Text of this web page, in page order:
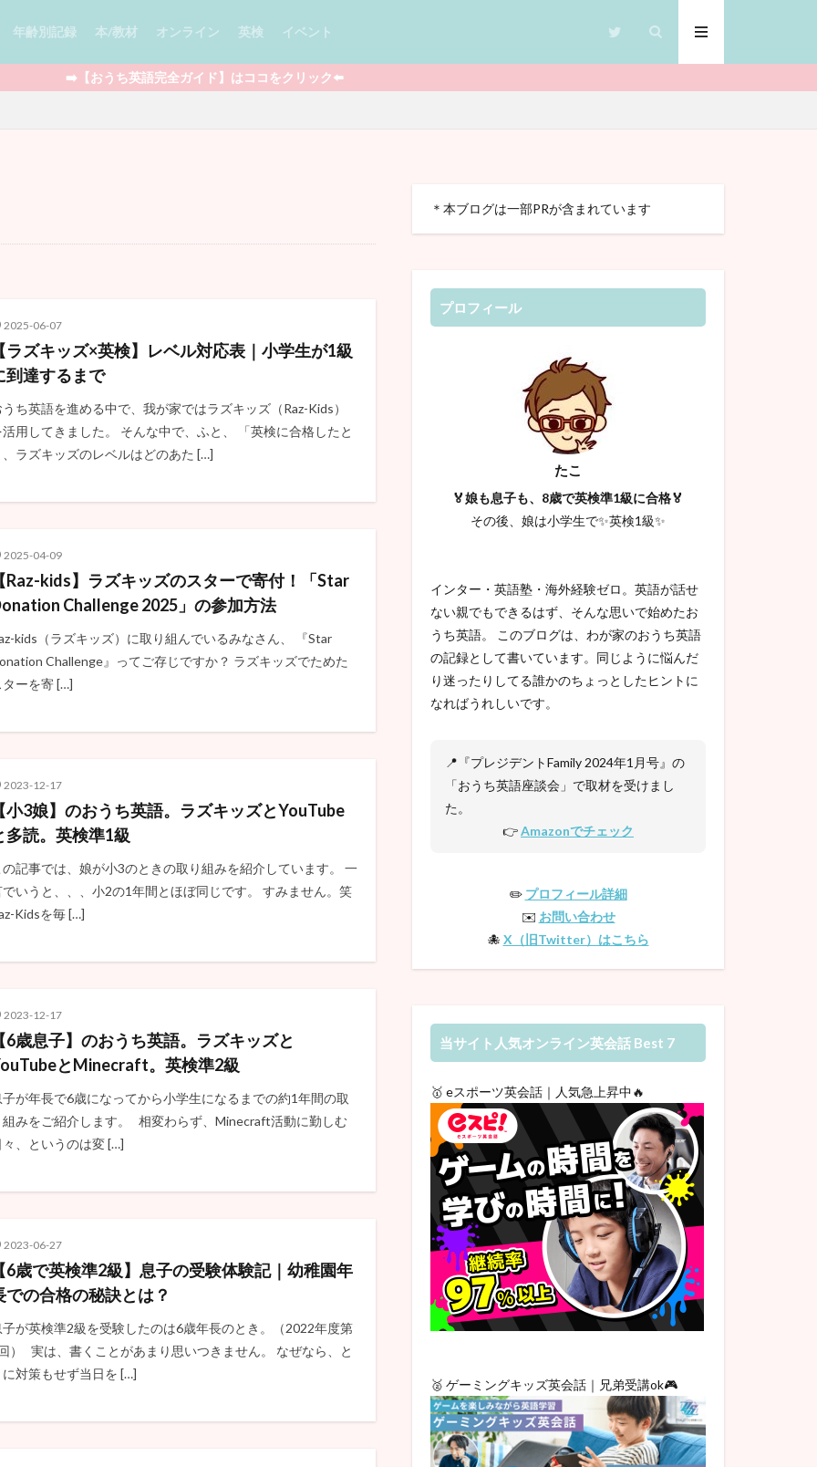
年齢別記録 本/教材 オンライン 英検 イベント
➡️【おうち英語完全ガイド】はココをクリック⬅️
2025-06-07
ラズキッズ×英検】レベル対応表｜小学生が1級
到達するまで
ち英語を進める中で、我が家ではラズキッズ（Raz-Kids）
活用してきました。 そんな中で、ふと、 「英検に合格したと
、ラズキッズのレベルはどのあた […]
2025-04-09
Raz-kids】ラズキッズのスターで寄付！「Star
Challenge 2025」の参加方法
kids（ラズキッズ）に取り組んでいるみなさん、 『Star
Challenge』ってご存じですか？ ラズキッズでためた
ターを寄 […]
2023-12-17
小3娘】のおうち英語。ラズキッズとYouTube
多読。英検準1級
の記事では、娘が小3のときの取り組みを紹介しています。 一
でいうと、、、小2の1年間とほぼ同じです。 すみません。笑
Kidsを毎 […]
2023-12-17
6歳息子】のおうち英語。ラズキッズと
とMinecraft。英検準2級
子が年長で6歳になってから小学生になるまでの約1年間の取
組みをご紹介します。 相変わらず、Minecraft活動に勤しむ
々、というのは変 […]
2023-06-27
6歳で英検準2級】息子の受験体験記｜幼稚園年
での合格の秘訣とは？
子が英検準2級を受験したのは6歳年長のとき。（2022年度第
） 実は、書くことがあまり思いつきません。 なぜなら、と
に対策もせず当日を […]
＊本ブログは一部PRが含まれています
プロフィール
たこ
🏅娘も息子も、8歳で英検準1級に合格🏅
その後、娘は小学生で✨英検1級✨
インター・英語塾・海外経験ゼロ。英語が話せ
ない親でもできるはず、そんな思いで始めたお
うち英語。 このブログは、わが家のおうち英語
の記録として書いています。同じように悩んだ
り迷ったりしてる誰かのちょっとしたヒントに
なればうれしいです。
📍『プレジデントFamily 2024年1月号』の
「おうち英語座談会」で取材を受けまし
た。
👉Amazonでチェック
✏️ プロフィール詳細
✉️ お問い合わせ
🐙 X（旧Twitter）はこちら
当サイト人気オンライン英会話 Best 7
🥇 eスポーツ英会話｜人気急上昇中🔥
🥈 ゲーミングキッズ英会話｜兄弟受講ok🎮
CTP絵本
ワークブック
英検
多言語